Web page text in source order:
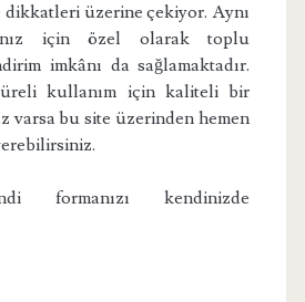
üzerine çekiyor. Aynı
için özel olarak toplu
imkânı da sağlamaktadır.
kullanım için kaliteli bir
varsa bu site üzerinden hemen
formanızı kendinizde